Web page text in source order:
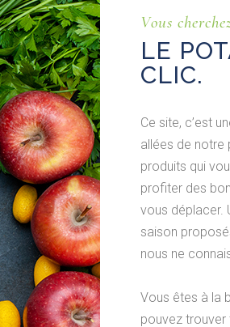
Vous
LE
CLIC.
Ce site, c’est
allées de notre
produits qui
profiter des
vous déplacer.
saison
nous ne
Vous êtes à la
pouvez trouver